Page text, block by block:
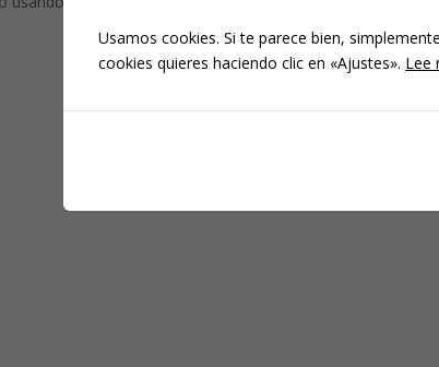
Usamos cookies. Si te parece bien,
cookies quieres haciendo clic en «Ajustes». Lee